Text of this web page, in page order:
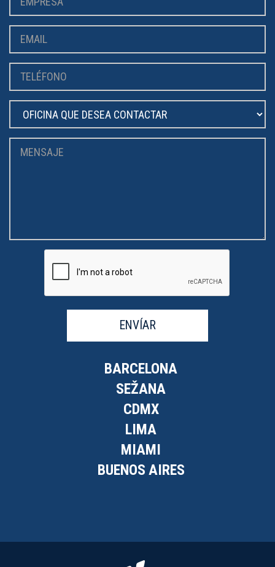
ENVÍAR
BARCELONA
SEŽANA
CDMX
LIMA
MIAMI
BUENOS AIRES